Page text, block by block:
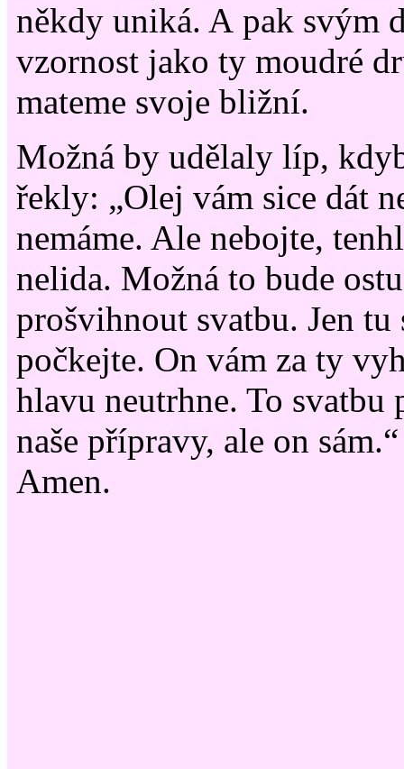
někdy uniká. A pak svým
vzornost jako ty moudré
mateme svoje bližní.
Možná by udělaly líp,
řekly: „Olej vám sice dát
nemáme. Ale nebojte,
nelida. Možná to bude
prošvihnout svatbu. Jen tu
počkejte. On vám za ty
hlavu neutrhne. To svatbu
naše přípravy, ale on sám.“
Amen.